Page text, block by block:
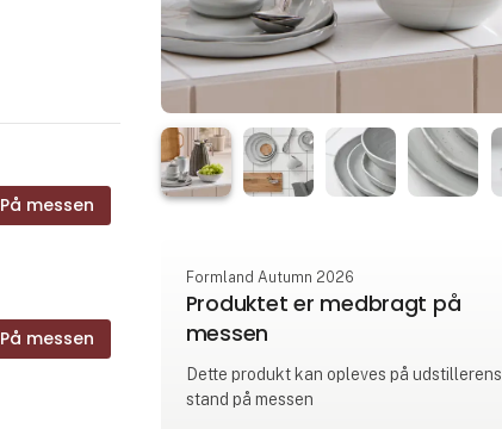
På messen
På messen
Formland Autumn 2026
Produktet er medbragt på
messen
Dette produkt kan opleves på udstillerens
stand på messen